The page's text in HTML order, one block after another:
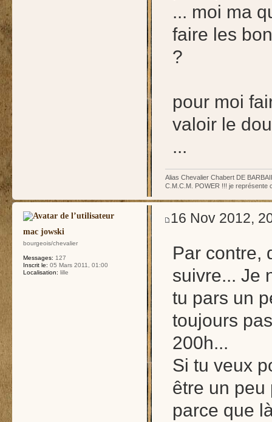
... moi ma
faire les
?
pour moi
valoir le
...
Alias Chevalier Chabert DE
C.M.C.M. POWER !!! je représente
mac jowski
bourgeois/chevalier
Messages: 127
Inscrit le: 05 Mars 2011, 01:00
Localisation: lille
16 Nov 2012,
Par contre,
suivre... Je
tu pars un
toujours
200h...
Si tu veux
être un peu
parce que